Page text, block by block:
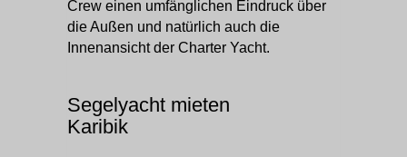
Crew einen umfänglichen Eindruck über
die Außen und natürlich auch die
Innenansicht der Charter Yacht.
Segelyacht mieten
Karibik